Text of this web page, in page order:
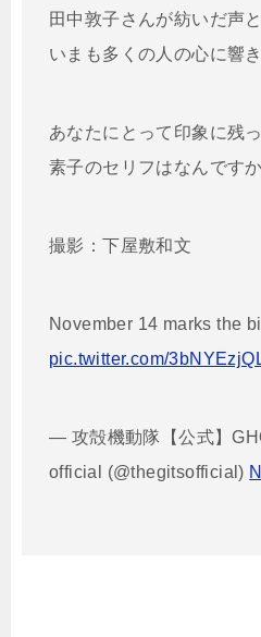
田中敦子さんが紡いだ声と
いまも多くの人の心に響
あなたにとって印象に残
素子のセリフはなんです
撮影：下屋敷和文
November 14 marks the
pic.twitter.com/
— 攻殻機動隊【公式】
official (@thegitsofficial)